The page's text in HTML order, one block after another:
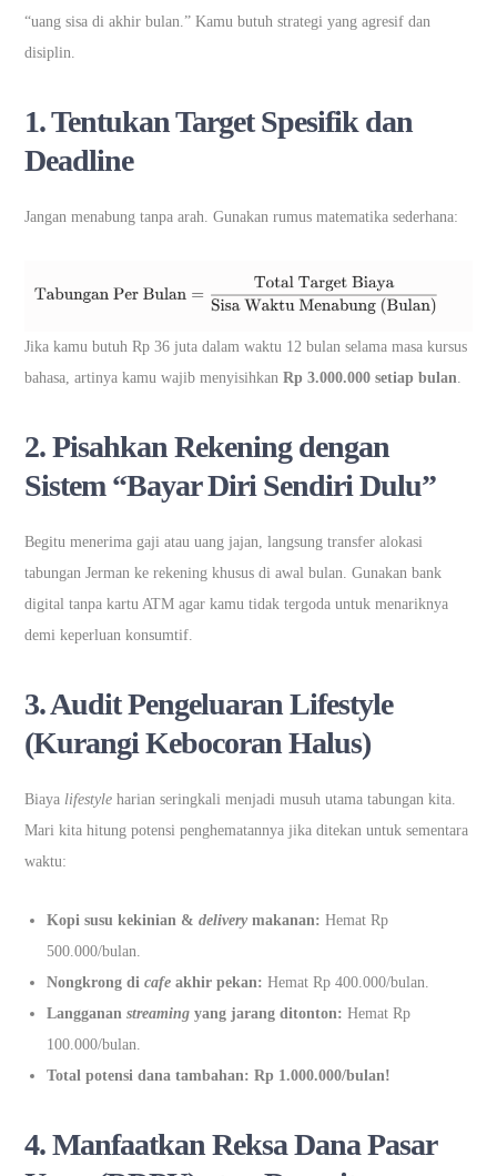
“uang sisa di akhir bulan.” Kamu butuh strategi yang agresif dan
disiplin.
1. Tentukan Target Spesifik dan
Deadline
Jangan menabung tanpa arah. Gunakan rumus matematika sederhana:
Jika kamu butuh Rp 36 juta dalam waktu 12 bulan selama masa kursus
bahasa, artinya kamu wajib menyisihkanRp 3.000.000 setiap bulan.
2. Pisahkan Rekening dengan
Sistem “Bayar Diri Sendiri Dulu”
Begitu menerima gaji atau uang jajan, langsung transfer alokasi
tabungan Jerman ke rekening khusus di awal bulan. Gunakan bank
digital tanpa kartu ATM agar kamu tidak tergoda untuk menariknya
demi keperluan konsumtif.
3. Audit Pengeluaran Lifestyle
(Kurangi Kebocoran Halus)
Biaya lifestyle harian seringkali menjadi musuh utama tabungan kita.
Mari kita hitung potensi penghematannya jika ditekan untuk sementara
waktu:
Kopi susu kekinian &delivery makanan: Hemat Rp
500.000/bulan.
Nongkrong dicafe akhir pekan: Hemat Rp 400.000/bulan.
Langgananstreaming yang jarang ditonton: Hemat Rp
100.000/bulan.
Total potensi dana tambahan: Rp 1.000.000/bulan!
4. Manfaatkan Reksa Dana Pasar